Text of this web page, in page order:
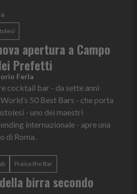
apertura a Campo
Prefetti
Ferla
cocktail bar - da sette anni
50 Best Bars - che porta
- uno dei maestri
internazionale - apre una
di Roma.
Praise the Bar
birra secondo